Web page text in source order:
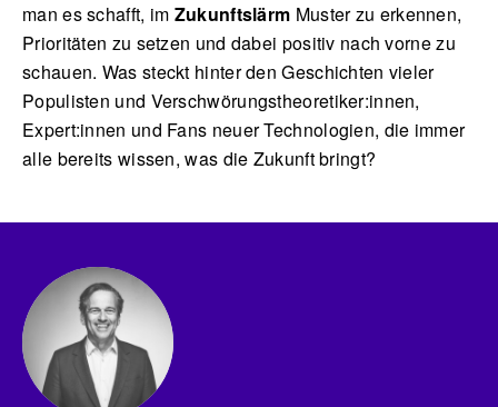
man es schafft, im Zukunftslärm Muster zu erkennen,
Prioritäten zu setzen und dabei positiv nach vorne zu
schauen. Was steckt hinter den Geschichten vieler
Populisten und Verschwörungstheoretiker:innen,
Expert:innen und Fans neuer Technologien, die immer
alle bereits wissen, was die Zukunft bringt?